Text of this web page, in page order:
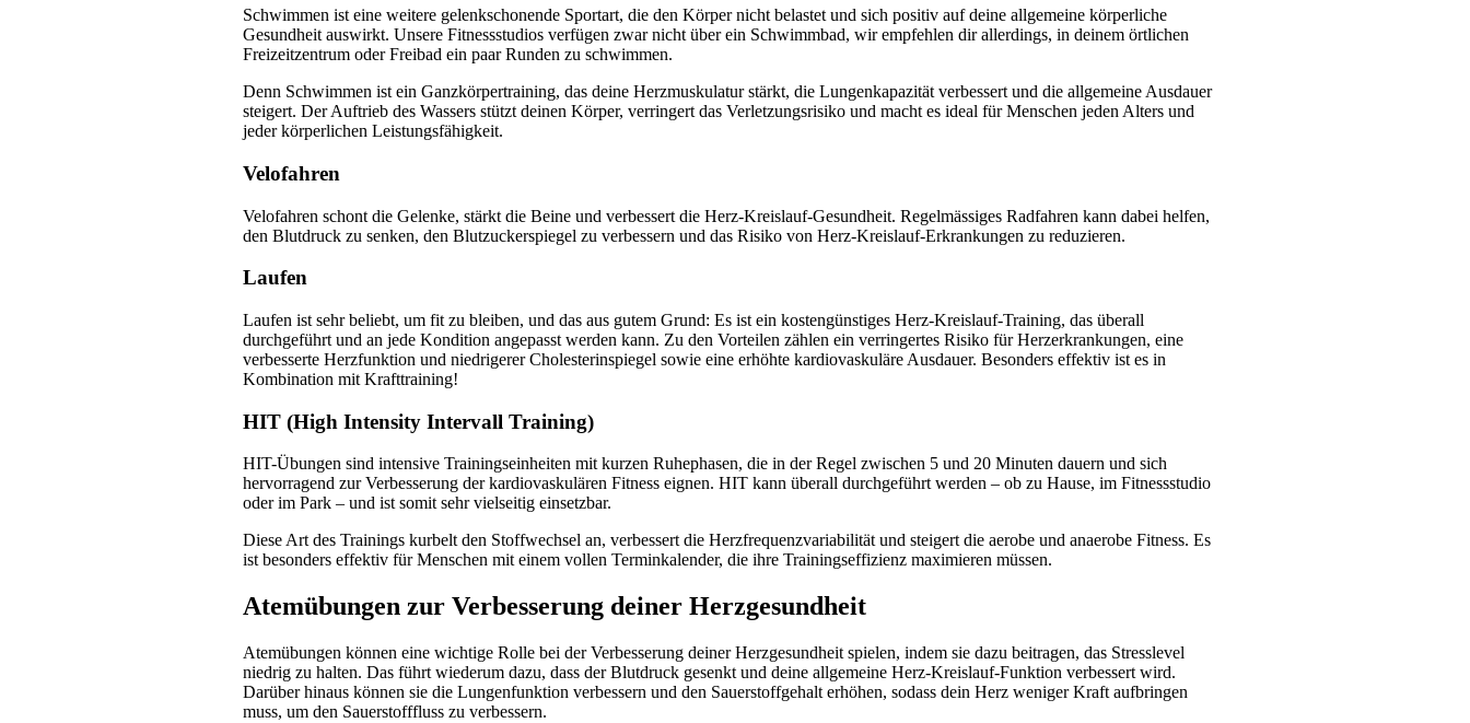
Schwimmen ist eine weitere gelenkschonende Sportart, die den Körper nicht belastet und sich positiv auf deine allgemeine körperliche
Gesundheit auswirkt. Unsere Fitnessstudios verfügen zwar nicht über ein Schwimmbad, wir empfehlen dir allerdings, in deinem örtlichen
Freizeitzentrum oder Freibad ein paar Runden zu schwimmen.
Denn Schwimmen ist ein Ganzkörpertraining, das deine Herzmuskulatur stärkt, die Lungenkapazität verbessert und die allgemeine Ausdauer
steigert. Der Auftrieb des Wassers stützt deinen Körper, verringert das Verletzungsrisiko und macht es ideal für Menschen jeden Alters und
jeder körperlichen Leistungsfähigkeit.
Velofahren
Velofahren schont die Gelenke, stärkt die Beine und verbessert die Herz-Kreislauf-Gesundheit. Regelmässiges Radfahren kann dabei helfen,
den Blutdruck zu senken, den Blutzuckerspiegel zu verbessern und das Risiko von Herz-Kreislauf-Erkrankungen zu reduzieren.
Laufen
Laufen ist sehr beliebt, um fit zu bleiben, und das aus gutem Grund: Es ist ein kostengünstiges Herz-Kreislauf-Training, das überall
durchgeführt und an jede Kondition angepasst werden kann. Zu den Vorteilen zählen ein verringertes Risiko für Herzerkrankungen, eine
verbesserte Herzfunktion und niedrigerer Cholesterinspiegel sowie eine erhöhte kardiovaskuläre Ausdauer. Besonders effektiv ist es in
Kombination mit Krafttraining!
HIT (High Intensity Intervall Training)
HIT-Übungen sind intensive Trainingseinheiten mit kurzen Ruhephasen, die in der Regel zwischen 5 und 20 Minuten dauern und sich
hervorragend zur Verbesserung der kardiovaskulären Fitness eignen. HIT kann überall durchgeführt werden – ob zu Hause, im Fitnessstudio
oder im Park – und ist somit sehr vielseitig einsetzbar.
Diese Art des Trainings kurbelt den Stoffwechsel an, verbessert die Herzfrequenzvariabilität und steigert die aerobe und anaerobe Fitness. Es
ist besonders effektiv für Menschen mit einem vollen Terminkalender, die ihre Trainingseffizienz maximieren müssen.
Atemübungen zur Verbesserung deiner Herzgesundheit
Atemübungen können eine wichtige Rolle bei der Verbesserung deiner Herzgesundheit spielen, indem sie dazu beitragen, das Stresslevel
niedrig zu halten. Das führt wiederum dazu, dass der Blutdruck gesenkt und deine allgemeine Herz-Kreislauf-Funktion verbessert wird.
Darüber hinaus können sie die Lungenfunktion verbessern und den Sauerstoffgehalt erhöhen, sodass dein Herz weniger Kraft aufbringen
muss, um den Sauerstofffluss zu verbessern.